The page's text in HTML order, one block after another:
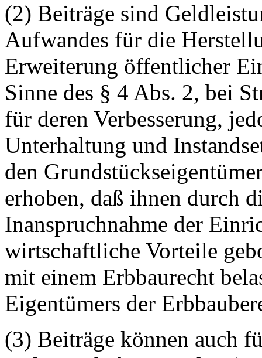
(2) Beiträge sind
Aufwandes für die
Erweiterung öffentlicher
Sinne des § 4 Abs. 2, bei
für deren Verbesserung,
Unterhaltung und
den
erhoben, daß ihnen durch
Inanspruchnahme der
wirtschaftliche Vorteile
mit einem Erbbaurecht
Eigentümers der
(3) Beiträge können auch